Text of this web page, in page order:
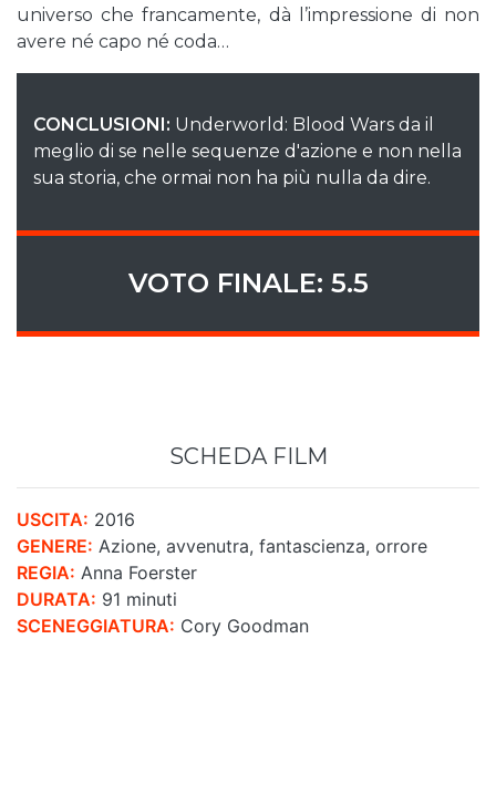
universo che francamente, dà l’impressione di non
avere né capo né coda…
CONCLUSIONI: Underworld: Blood Wars da il
meglio di se nelle sequenze d'azione e non nella
sua storia, che ormai non ha più nulla da dire.
VOTO FINALE: 5.5
SCHEDA FILM
USCITA: 2016
GENERE: Azione, avvenutra, fantascienza, orrore
REGIA: Anna Foerster
DURATA: 91 minuti
SCENEGGIATURA: Cory Goodman